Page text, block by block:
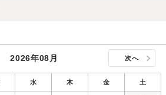
2026年08月 次へ
水 木 金 土